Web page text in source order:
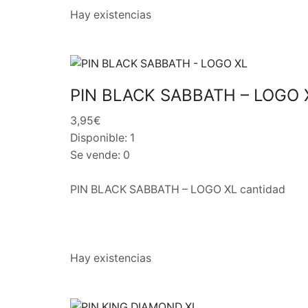
Hay existencias
PIN BLACK SABBATH – LOGO
3,95€
Disponible: 1
Se vende: 0
PIN BLACK SABBATH – LOGO XL cantidad
Hay existencias